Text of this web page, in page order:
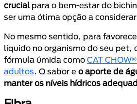
crucial para o bem-estar do
ser uma ótima opção a
No mesmo sentido, para
líquido no organismo do seu pet,
fórmula úmida como CAT
adultos. O sabor e o aporte de
manter os níveis hídricos